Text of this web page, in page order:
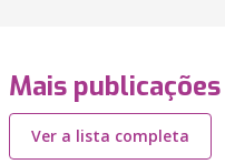
Mais
Ver a lista completa